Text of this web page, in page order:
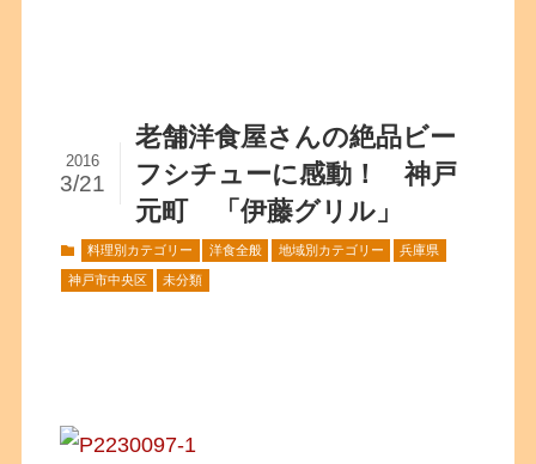
老舗洋食屋さんの絶品ビー
フシチューに感動！ 神戸
元町 「伊藤グリル」
2016
3/21
料理別カテゴリー 洋食全般 地域別カテゴリー 兵庫県
神戸市中央区 未分類